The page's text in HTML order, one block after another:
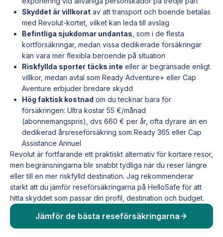
Skyddet är villkorat av att transport och boende betalas
med Revolut-kortet, vilket kan leda till avslag
Befintliga sjukdomar undantas , som i de flesta
kortförsäkringar, medan vissa dedikerade försäkringar
kan vara mer flexibla beroende på situation
Riskfyllda sporter täcks inte eller är begränsade enligt
villkor, medan avtal som Ready Adventure+ eller Cap
Aventure erbjuder bredare skydd
Hög faktisk kostnad om du tecknar bara för
försäkringen: Ultra kostar 55 €/månad
(abonnemangspris), dvs 660 € per år, ofta dyrare än en
dedikerad årsreseförsäkring som Ready 365 eller Cap
Assistance Annuel
Revolut är fortfarande ett praktiskt alternativ för kortare resor,
men begränsningarna blir snabbt tydliga när du reser längre
eller till en mer riskfylld destination. Jag rekommenderar
starkt att du jämför reseförsäkringarna på HelloSafe för att
hitta skyddet som passar din profil, destination och budget.
Jämför de bästa reseförsäkringarna